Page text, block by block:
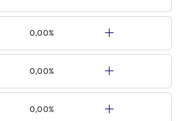
0,00%
0,00%
0,00%